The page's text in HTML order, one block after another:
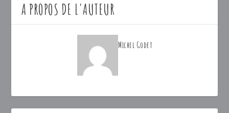
A PROPOS DE L'AUTEUR
Michel Godet